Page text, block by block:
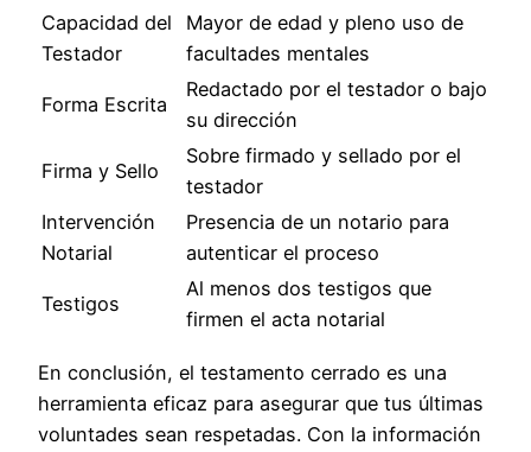
Capacidad del
Testador
Mayor de edad y pleno uso de
facultades mentales
Forma Escrita
Redactado por el testador o bajo
su dirección
Firma y Sello
Sobre firmado y sellado por el
testador
Intervención
Notarial
Presencia de un notario para
autenticar el proceso
Testigos
Al menos dos testigos que
firmen el acta notarial
En conclusión, el testamento cerrado es una
herramienta eficaz para asegurar que tus últimas
voluntades sean respetadas. Con la información